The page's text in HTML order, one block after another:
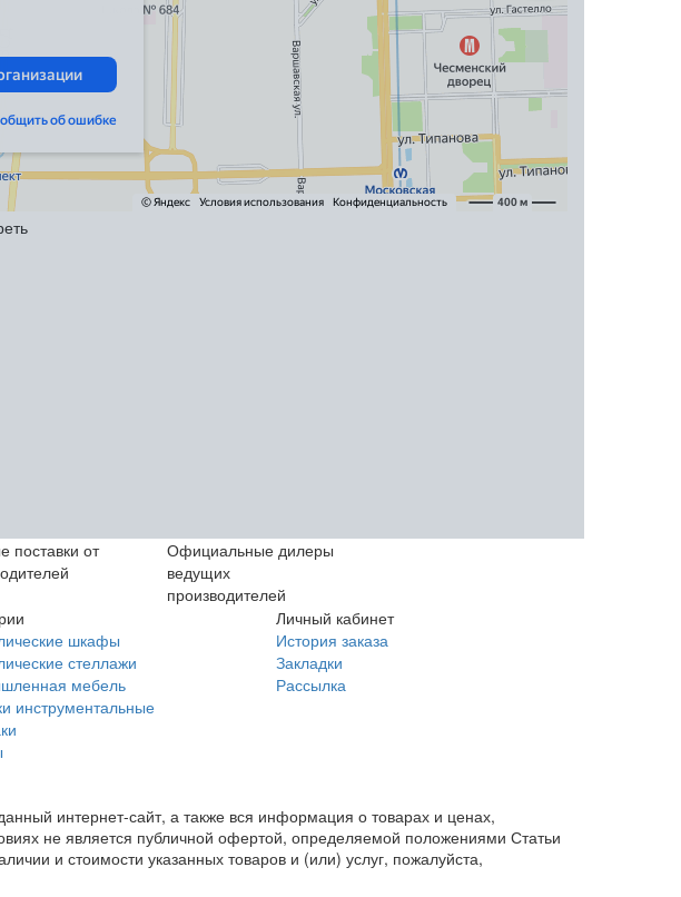
поставки от
Официальные дилеры
ведущих
производителей
шкафы
стеллажи
мебель
инструментальные
Личный кабинет
История заказа
Закладки
Рассылка
интернет-сайт, а также вся информация о товарах и ценах,
не является публичной офертой, определяемой положениями Статьи
и стоимости указанных товаров и (или) услуг, пожалуйста,